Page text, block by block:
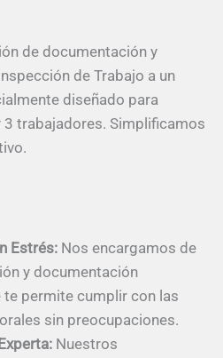
de documentación y
de Trabajo a un
diseñado para
trabajadores. Simplificamos
Estrés: Nos encargamos de
y documentación
te permite cumplir con las
sin preocupaciones.
Nuestros